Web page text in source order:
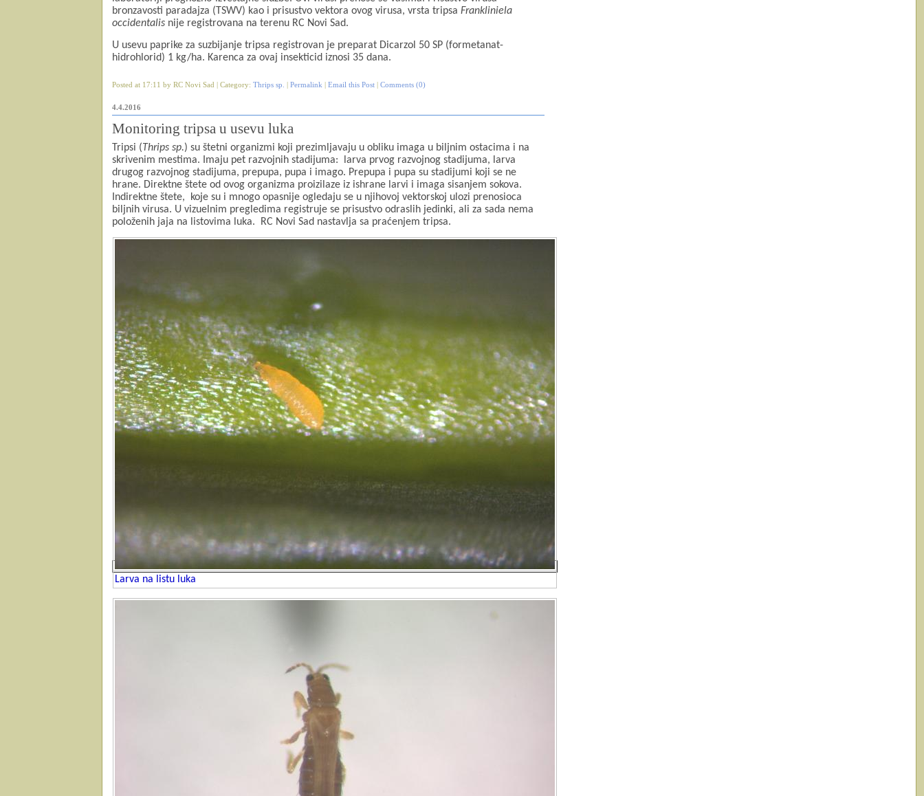
bronzavosti paradajza (TSWV) kao i prisustvo vektora ovog virusa, vrsta tripsa Frankliniela
occidentalis nije registrovana na terenu RC Novi Sad.
U usevu paprike za suzbijanje tripsa registrovan je preparat Dicarzol 50 SP (formetanat-
hidrohlorid) 1 kg/ha. Karenca za ovaj insekticid iznosi 35 dana.
Posted at 17:11 by RC Novi Sad | Category: Thrips sp. Permalink Email this Post Comments (0)
4.4.2016
Monitoring tripsa u usevu luka
Tripsi (Thrips sp.) su štetni organizmi koji prezimljavaju u obliku imaga u biljnim ostacima i na
skrivenim mestima. Imaju pet razvojnih stadijuma:
larva prvog razvojnog stadijuma, larva
drugog razvojnog stadijuma, prepupa, pupa i imago. Prepupa i pupa su stadijumi koji se ne
hrane. Direktne štete od ovog organizma proizilaze iz ishrane larvi i imaga sisanjem sokova.
Indirektne štete,
koje su i mnogo opasnije ogledaju se u njihovoj vektorskoj ulozi prenosioca
biljnih virusa. U vizuelnim pregledima registruje se prisustvo odraslih jedinki, ali za sada nema
položenih jaja na listovima luka. RC Novi Sad nastavlja sa praćenjem tripsa.
Larva na listu luka